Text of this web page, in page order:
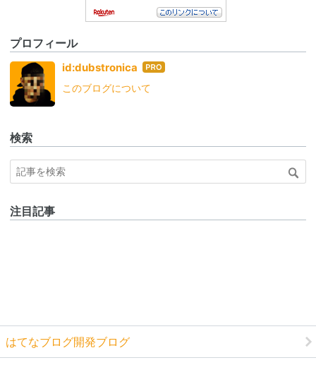
プロフィール
id:dubstronica はて
ログ
このブログについて
検索
注目記事
はてなブログ開発ブログ